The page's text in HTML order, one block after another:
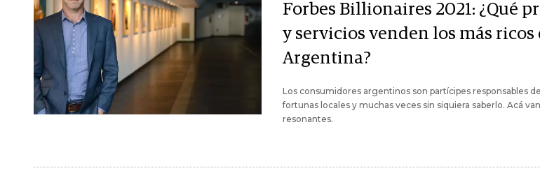
Forbes Billionaires 2021: ¿Qué
y servicios venden los más ricos
Argentina?
Los consumidores argentinos son partícipes responsables
fortunas locales y muchas veces sin siquiera saberlo. Acá
resonantes.